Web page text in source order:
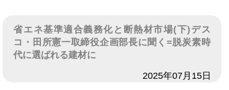
省エネ基準適合義務化と断熱材市場(下)デス
コ・田所憲一取締役企画部長に聞く=脱炭素時
代に選ばれる建材に
2025年07月15日